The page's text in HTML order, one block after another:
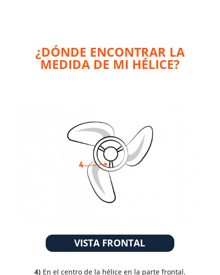
¿DÓNDE ENCONTRAR LA
MEDIDA DE MI HÉLICE?
VISTA FRONTAL
4)En el centro de la hélice en la parte frontal.